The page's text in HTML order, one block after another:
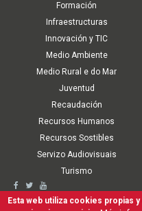
Formación
Infraestructuras
Innovación y TIC
Medio Ambiente
Medio Rural e do Mar
Juventud
Recaudación
Recursos Humanos
Recursos Sostibles
Servizo Audiovisuais
Turismo
Second
Accesibilidad Aviso Legal
Esta web utiliza cookies propias